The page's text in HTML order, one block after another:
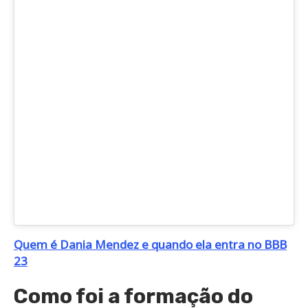
Quem é Dania Mendez e quando ela entra no BBB
23
Como foi a formação do